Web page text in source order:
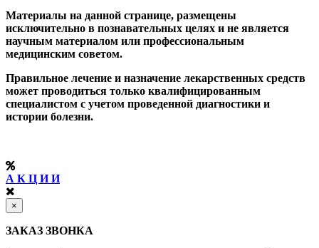
Материалы на данной странице, размещены
исключительно в познавательных целях и не является
научным материалом или профессиональным
медицинским советом.
Правильное лечение и назначение лекарственных средств
может проводиться только квалифицированным
специалистом с учетом проведенной диагностики и
истории болезни.
А К Ц И И
×
ЗАКАЗ ЗВОНКА